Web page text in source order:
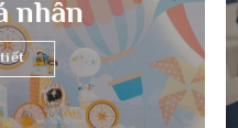
tôi cung